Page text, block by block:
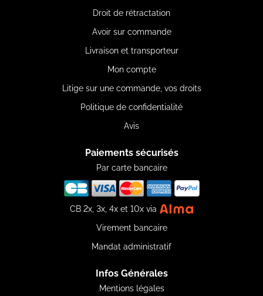
Droit de rétractation
Avoir sur commande
Livraison et transporteur
Mon compte
Litige sur une commande, vos droits
Politique de confidentialité
Avis
Paiements sécurisés
Par carte bancaire
CB 2x, 3x, 4x et 10x via
Virement bancaire
Mandat administratif
Infos Générales
Mentions légales